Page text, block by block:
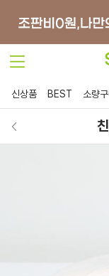
신상품 BEST 소량